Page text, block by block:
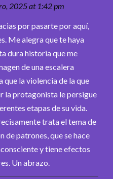
2025 at 1:42 pm
por pasarte por aquí,
Me alegra que te haya
dura historia que me
de una escalera
que la violencia de la que
la protagonista le persigue
etapas de su vida.
trata el tema de
de patrones, que se hace
y tiene efectos
Un abrazo.